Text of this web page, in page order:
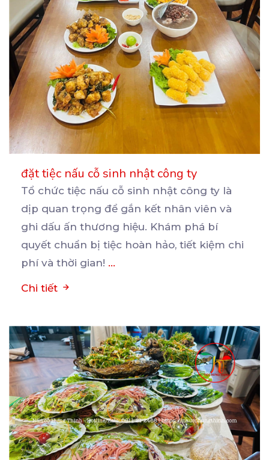
đặt tiệc nấu cỗ sinh nhật công ty
Tổ chức tiệc nấu cỗ sinh nhật công ty là
dịp quan trọng để gắn kết nhân viên và
ghi dấu ấn thương hiệu. Khám phá bí
quyết chuẩn bị tiệc hoàn hảo, tiết kiệm chi
phí và thời gian! ...
Chi tiết